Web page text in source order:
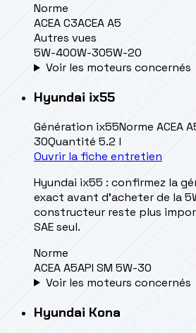
Norme
ACEA C3ACEA A5
Autres vues
5W-400W-305W-20
Voir les moteurs concernés
Hyundai ix55
Génération ix55Norme ACEA
30Quantité 5.2 l
Ouvrir la fiche entretien
Hyundai ix55 : confirmez la
exact avant d’acheter de la
constructeur reste plus
SAE seul.
Norme
ACEA A5API SM 5W-30
Voir les moteurs concernés
Hyundai Kona